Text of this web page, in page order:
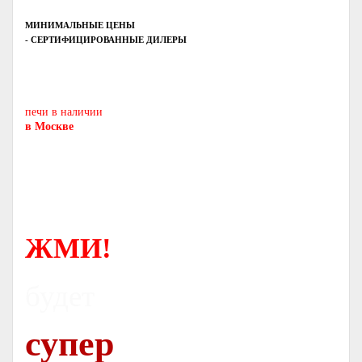
МИНИМАЛЬНЫЕ ЦЕНЫ
- СЕРТИФИЦИРОВАННЫЕ ДИЛЕРЫ
печи в наличии
в Москве
ЖМИ!
супер